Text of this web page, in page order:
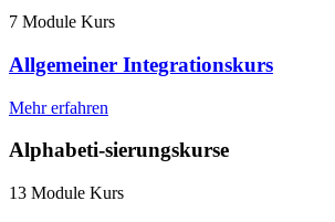
7 Module Kurs
Allgemeiner Integrationskurs
Mehr erfahren
Alphabeti-sierungskurse
13 Module Kurs